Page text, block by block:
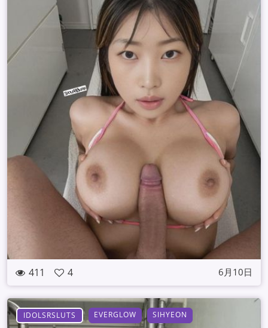
411 4 6月10日
IDOLSRSLUTS EVERGLOW SIHYEON